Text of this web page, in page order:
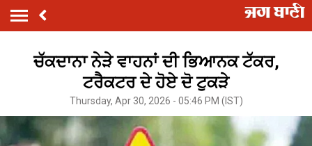
ਚੱਕਦਾਨਾ ਨੇੜੇ ਵਾਹਨਾਂ ਦੀ ਭਿਆਨਕ ਟੱਕਰ,
ਟਰੈਕਟਰ ਦੇ ਹੋਏ ਦੋ ਟੁਕੜੇ
Thursday, Apr 30, 2026 - 05:46 PM (IST)